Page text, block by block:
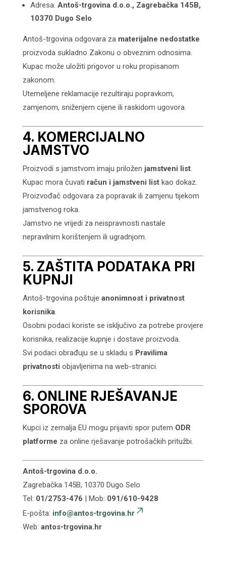
Adresa: Antoš-trgovina d.o.o., Zagrebačka 145B,
10370 Dugo Selo
Antoš-trgovina odgovara za materijalne nedostatke
proizvoda sukladno Zakonu o obveznim odnosima.
Kupac može uložiti prigovor u roku propisanom
zakonom.
Utemeljene reklamacije rezultiraju popravkom,
zamjenom, sniženjem cijene ili raskidom ugovora.
4. KOMERCIJALNO
JAMSTVO
Proizvodi s jamstvom imaju priložen jamstveni list.
Kupac mora čuvati račun i jamstveni listkao dokaz.
Proizvođač odgovara za popravak ili zamjenu tijekom
jamstvenog roka.
Jamstvo ne vrijedi za neispravnosti nastale
nepravilnim korištenjem ili ugradnjom.
5. ZAŠTITA PODATAKA PRI
KUPNJI
Antoš-trgovina poštuje anonimnost i privatnost
korisnika.
Osobni podaci koriste se isključivo za potrebe provjere
korisnika, realizacije kupnje i dostave proizvoda.
Svi podaci obrađuju se u skladu s Pravilima
privatnosti objavljenima na web-stranici.
6. ONLINE RJEŠAVANJE
SPOROVA
Kupci iz zemalja EU mogu prijaviti spor putem ODR
platforme za online rješavanje potrošačkih pritužbi.
Antoš-trgovina d.o.o.
Zagrebačka 145B, 10370 Dugo Selo
Tel: 01/2753-476 | Mob: 091/610-9428
E-pošta: info@antos-trgovina.hr
Web: antos-trgovina.hr